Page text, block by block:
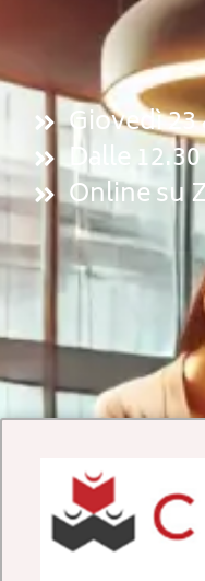
Giovedì
Dalle
Online su